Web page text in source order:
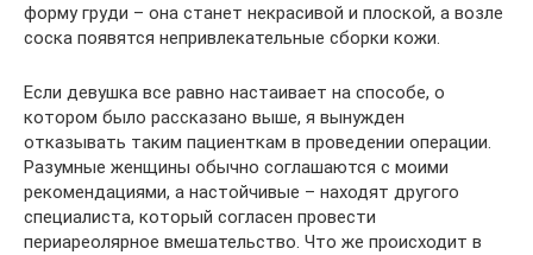
форму груди – она станет некрасивой и плоской, а возле
соска появятся непривлекательные сборки кожи.
Если девушка все равно настаивает на способе, о
котором было рассказано выше, я вынужден
отказывать таким пациенткам в проведении операции.
Разумные женщины обычно соглашаются с моими
рекомендациями, а настойчивые – находят другого
специалиста, который согласен провести
периареолярное вмешательство. Что же происходит в